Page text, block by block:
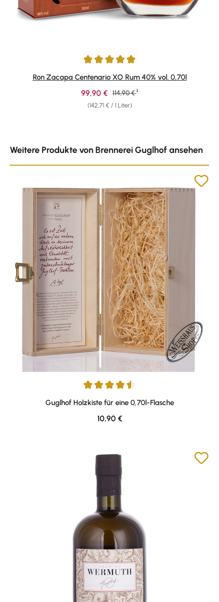
Durchschnittliche Bewertung von 4.95 von 5 Sternen
Ron Zacapa Centenario XO Rum 40% vol. 0,70l
(142,71 € / 1 Liter)
Verkaufspreis:
99,90 € Regulärer Preis:
114,90 € 1
Weitere Produkte von Brennerei Guglhof ansehen
Durchschnittliche Bewertung von 4.57 von 5 Sternen
Guglhof Holzkiste für eine 0,70l-Flasche
Regulärer Preis:
10,90 €